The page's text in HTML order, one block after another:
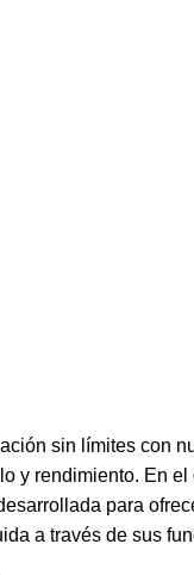
sin límites con
y rendimiento. En
para
a través de sus